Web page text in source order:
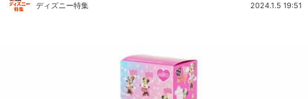
ディズニー特集 2024.1.5 19:51